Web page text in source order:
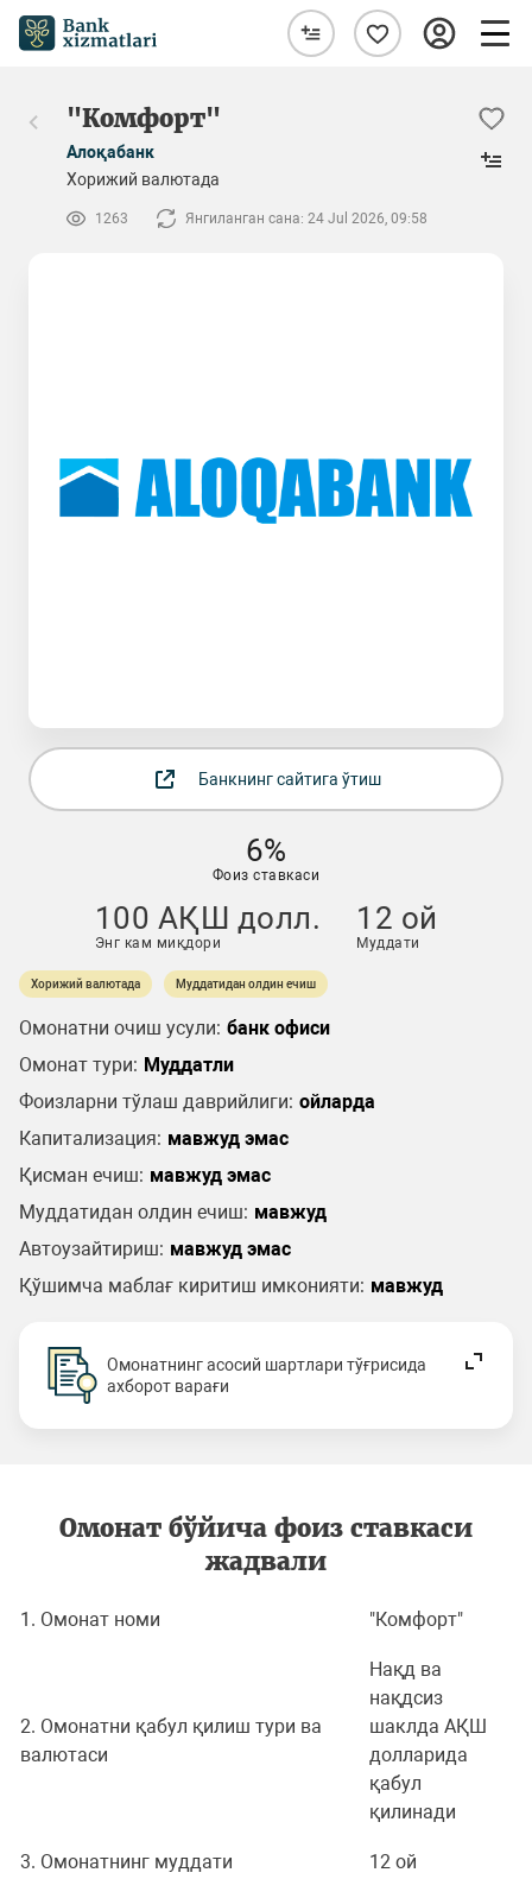
"Комфорт"
Алоқабанк
Хорижий валютада
1263 Янгиланган сана: 24 Jul 2026, 09:58
Банкнинг сайтига ўтиш
6%
Фоиз ставкаси
100 АҚШ долл.
Энг кам миқдори
12 ой
Муддати
Хорижий валютада Муддатидан олдин ечиш
Омонатни очиш усули: банк офиси
Омонат тури: Муддатли
Фоизларни тўлаш даврийлиги: ойларда
Капитализация: мавжуд эмас
Қисман ечиш: мавжуд эмас
Муддатидан олдин ечиш: мавжуд
Автоузайтириш: мавжуд эмас
Қўшимча маблағ киритиш имконияти: мавжуд
Омонатнинг асосий шартлари тўғрисида
ахборот варағи
Омонат бўйича фоиз ставкаси
жадвали
1. Омонат номи "Комфорт"
2. Омонатни қабул қилиш тури ва
валютаси
Нақд ва
нақдсиз
шаклда АҚШ
долларида
қабул
қилинади
3. Омонатнинг муддати 12 ой